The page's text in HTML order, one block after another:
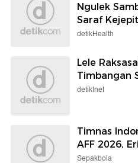
Ngulek
Saraf Kejepit
detikHealth
Lele
Timbangan
detikInet
Timnas
AFF 2026,
Sepakbola